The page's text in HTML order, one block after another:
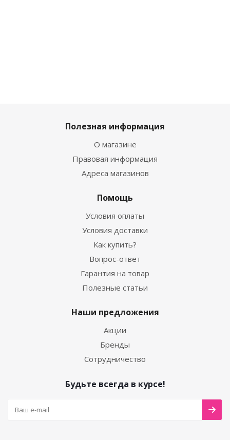
Полезная информация
О магазине
Правовая информация
Адреса магазинов
Помощь
Условия оплаты
Условия доставки
Как купить?
Вопрос-ответ
Гарантия на товар
Полезные статьи
Наши предложения
Акции
Бренды
Сотрудничество
Будьте всегда в курсе!